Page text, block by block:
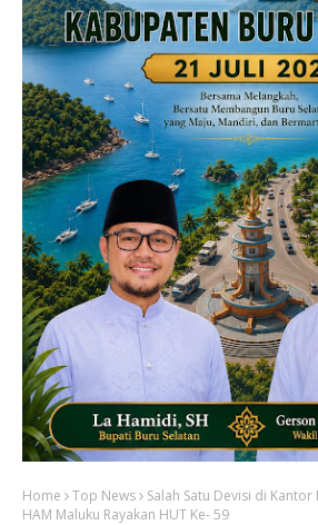
Home Top News
Salah Satu Devisi di
HAM Maluku Rayakan HUT Ke- 59